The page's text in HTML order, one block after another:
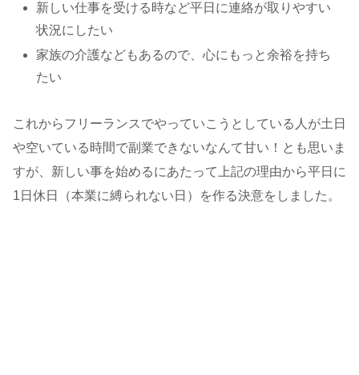
新しい仕事を受ける時など平日に連絡が取りやすい
状況にしたい
家族の介護などもあるので、心にもっと余裕を持ち
たい
これからフリーランスでやっていこうとしている人が土日
や空いている時間で副業できないなんて甘い！とも思いま
すが、新しい事を始めるにあたって上記の理由から平日に
1日休日（本業に縛られない日）を作る決意をしました。